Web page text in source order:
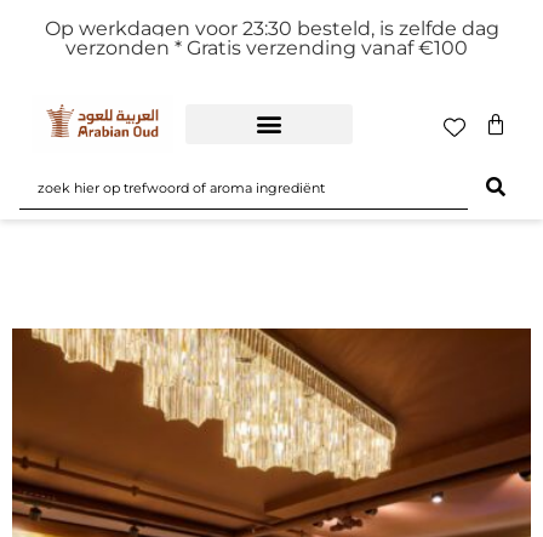
Op werkdagen voor 23:30 besteld, is zelfde dag
verzonden * Gratis verzending vanaf €100